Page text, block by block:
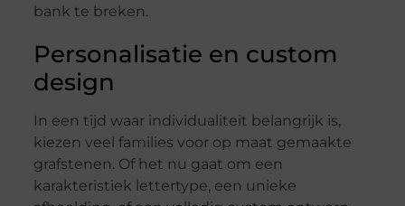
bank te breken.
Personalisatie en custom
design
In een tijd waar individualiteit belangrijk is,
kiezen veel families voor op maat gemaakte
grafstenen. Of het nu gaat om een
karakteristiek lettertype, een unieke